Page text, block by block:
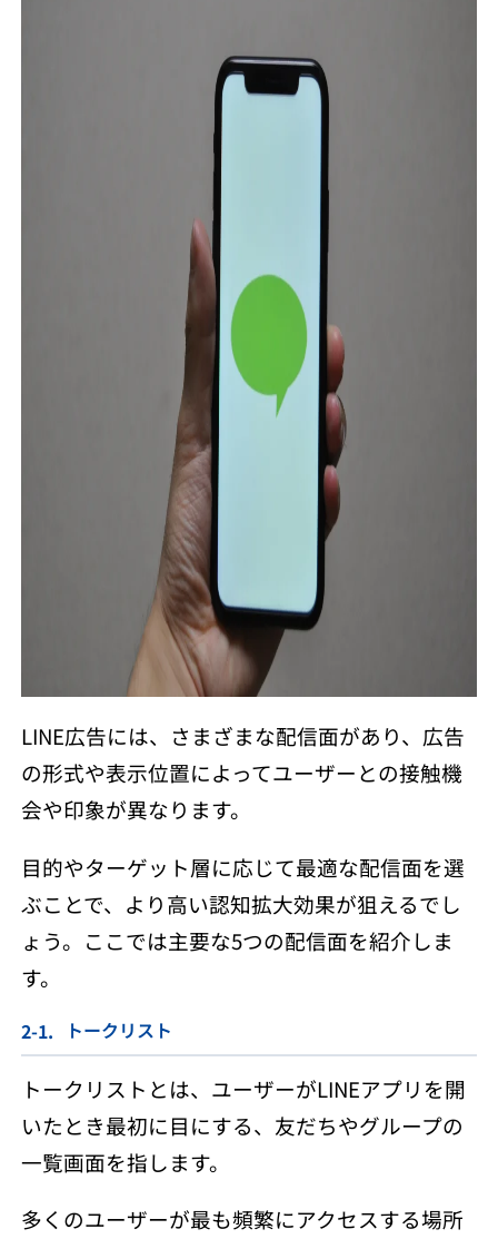
LINE広告には、さまざまな配信面があり、広告
の形式や表示位置によってユーザーとの接触機
会や印象が異なります。
目的やターゲット層に応じて最適な配信面を選
ぶことで、より高い認知拡大効果が狙えるでし
ょう。ここでは主要な5つの配信面を紹介しま
す。
トークリスト
トークリストとは、ユーザーがLINEアプリを開
いたとき最初に目にする、友だちやグループの
一覧画面を指します。
多くのユーザーが最も頻繁にアクセスする場所